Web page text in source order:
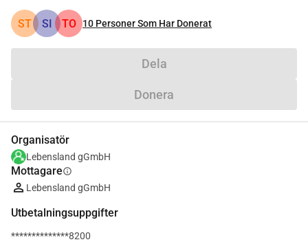
ST SI TO 10 Personer Som Har Donerat
Dela
Donera
Organisatör
Lebensland gGmbH
Mottagareinfo
Lebensland gGmbH
Utbetalningsuppgifter
**************8200